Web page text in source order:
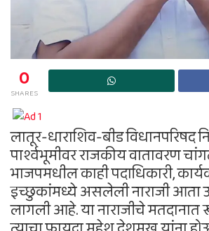
0
SHARES
लातूर-धाराशिव-बीड विधानपरिषद
पार्श्वभूमीवर राजकीय वातावरण
भाजपमधील काही पदाधिकारी,
इच्छुकांमध्ये असलेली नाराजी आता
लागली आहे. या नाराजीचे मतदानात